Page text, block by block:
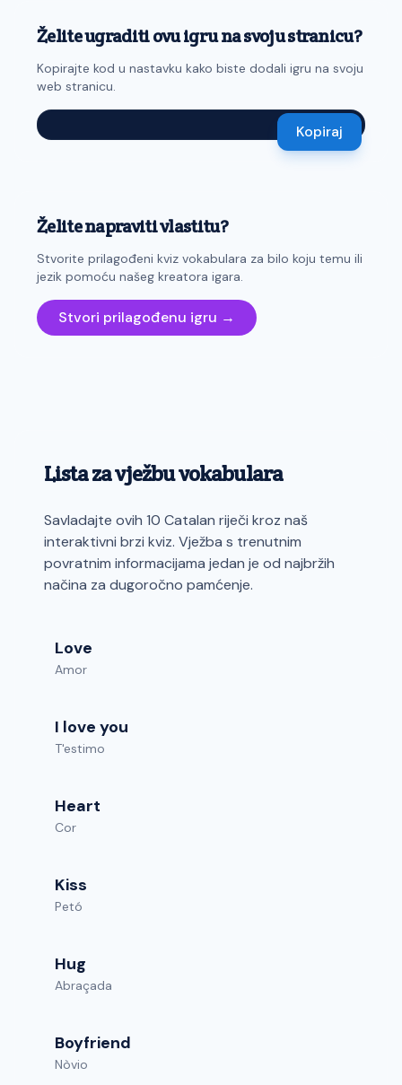
Želite ugraditi ovu igru na svoju stranicu?
Kopirajte kod u nastavku kako biste dodali igru na svoju
web stranicu.
Kopiraj
Želite napraviti vlastitu?
Stvorite prilagođeni kviz vokabulara za bilo koju temu ili
jezik pomoću našeg kreatora igara.
Stvori prilagođenu igru →
Lista za vježbu vokabulara
Savladajte ovih 10 Catalan riječi kroz naš
interaktivni brzi kviz. Vježba s trenutnim
povratnim informacijama jedan je od najbržih
načina za dugoročno pamćenje.
Love
Amor
I love you
T'estimo
Heart
Cor
Kiss
Petó
Hug
Abraçada
Boyfriend
Nòvio